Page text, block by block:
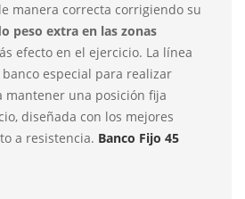
manera correcta corrigiendo su
peso extra en las zonas
efecto en el ejercicio. La línea
especial para realizar
mantener una posición fija
diseñada con los mejores
a resistencia. Banco Fijo 45